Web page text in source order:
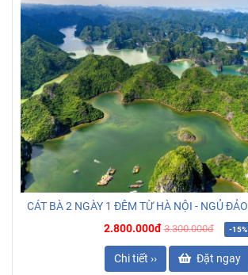
2.800.000đ 3.300.000đ -15%
Chi tiết ›› Đặt ngay